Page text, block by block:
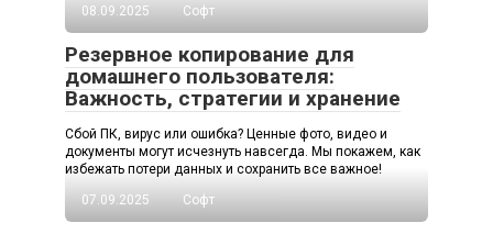
08.09.2025
Софт
Резервное копирование для
домашнего пользователя:
Важность, стратегии и хранение
Сбой ПК, вирус или ошибка? Ценные фото, видео и
документы могут исчезнуть навсегда. Мы покажем, как
избежать потери данных и сохранить все важное!
07.09.2025
Софт